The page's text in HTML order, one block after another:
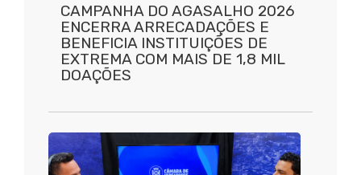
CAMPANHA DO AGASALHO 2026
ENCERRA ARRECADAÇÕES E
BENEFICIA INSTITUIÇÕES DE
EXTREMA COM MAIS DE 1,8 MIL
DOAÇÕES